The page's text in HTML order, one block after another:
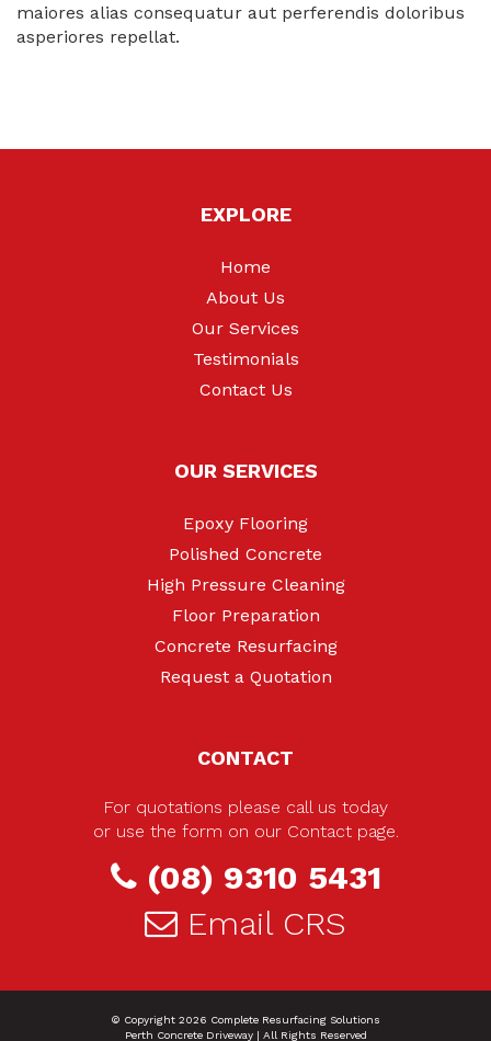
maiores alias consequatur aut perferendis doloribus
asperiores repellat.
EXPLORE
Home
About Us
Our Services
Testimonials
Contact Us
OUR SERVICES
Epoxy Flooring
Polished Concrete
High Pressure Cleaning
Floor Preparation
Concrete Resurfacing
Request a Quotation
CONTACT
For quotations please call us today
or use the form on our Contact page.
(08) 9310 5431
Email CRS
© Copyright 2026 Complete Resurfacing Solutions
Perth Concrete Driveway| All Rights Reserved